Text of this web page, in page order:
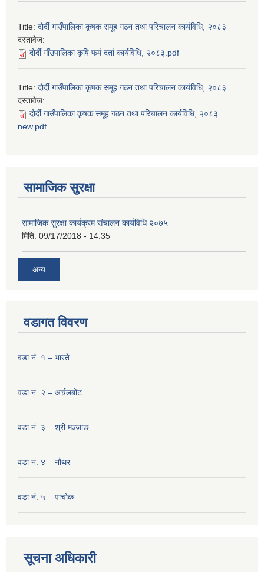
Title: दोर्दी गाउँपालिका कृषक समूह गठन तथा परिचालन कार्यविधि, २०८३
दस्तावेज:
दोर्दी गाँउपालिका कृषि फर्म दर्ता कार्यविधि, २०८३.pdf
Title: दोर्दी गाउँपालिका कृषक समूह गठन तथा परिचालन कार्यविधि, २०८३
दस्तावेज:
दोर्दी गाउँपालिका कृषक समूह गठन तथा परिचालन कार्यविधि, २०८३
new.pdf
सामाजिक सुरक्षा
सामाजिक सुरक्षा कार्यक्रम संचालन कार्यविधि २०७५
मिति: 09/17/2018 - 14:35
अन्य
वडागत विवरण
वडा नं. १ – भारते
वडा नं. २ – अर्चलबोट
वडा नं. ३ – श्री मञ्‍जाङ
वडा नं. ४ – नौथर
वडा नं. ५ – पाचोक
सूचना अधिकारी